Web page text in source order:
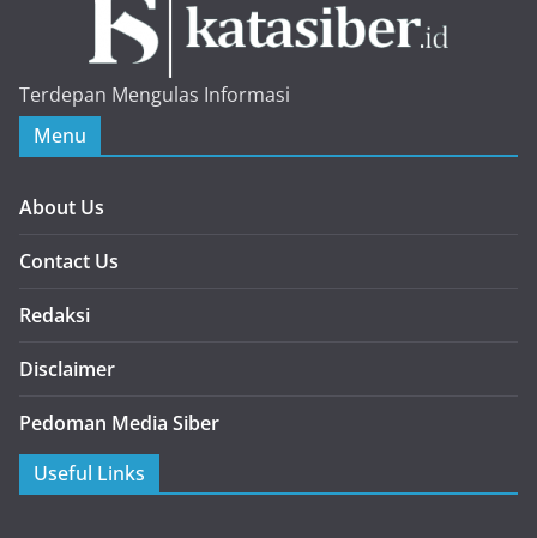
Terdepan Mengulas Informasi
Menu
About Us
Contact Us
Redaksi
Disclaimer
Pedoman Media Siber
Useful Links